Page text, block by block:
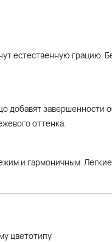
естественную
добавят завершенности
оттенка.
и гармоничным.
цветотипу